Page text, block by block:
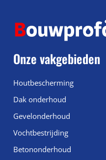
Onze vakgebieden
Houtbescherming
Dak onderhoud
Gevelonderhoud
Vochtbestrijding
Betononderhoud